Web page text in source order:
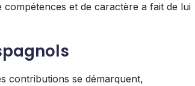
et de caractère a fait de lui
contributions se démarquent,